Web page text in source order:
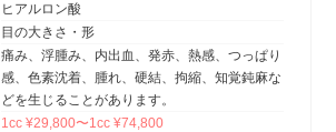
ヒアルロン酸
目の大きさ・形
痛み、浮腫み、内出血、発赤、熱感、つっぱり
感、色素沈着、腫れ、硬結、拘縮、知覚鈍麻な
どを生じることがあります。
1cc ¥29,800〜1cc ¥74,800